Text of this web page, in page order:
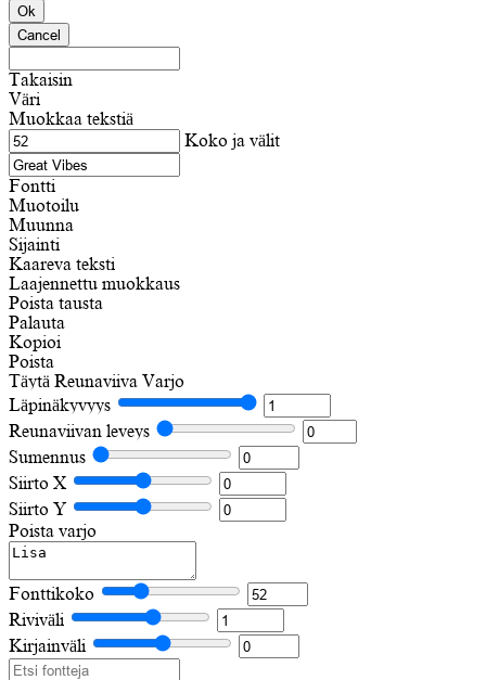
Ok
Cancel
Takaisin
Väri
Muokkaa tekstiä
Koko ja välit
Fontti
Muotoilu
Muunna
Sijainti
Kaareva teksti
Laajennettu muokkaus
Poista tausta
Palauta
Kopioi
Poista
Täytä Reunaviiva Varjo
Läpinäkyvyys
Reunaviivan leveys
Sumennus
Siirto X
Siirto Y
Poista varjo
Fonttikoko
Riviväli
Kirjainväli